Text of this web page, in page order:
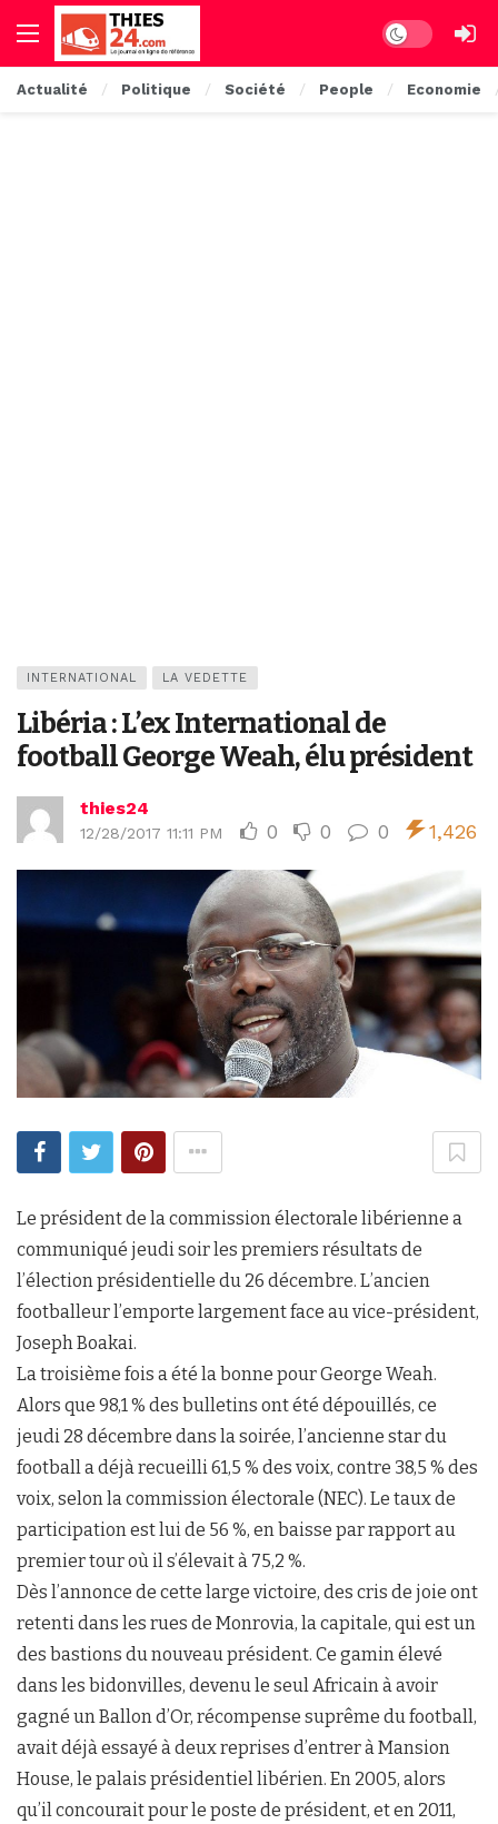
Dark mode
Actualité Politique Société People Economie
INTERNATIONAL LA VEDETTE
Libéria : L’ex International de
football George Weah, élu président
thies24
12/28/2017 11:11 PM 0 0 0 1,426
Le président de la commission électorale libérienne a
communiqué jeudi soir les premiers résultats de
l’élection présidentielle du 26 décembre. L’ancien
footballeur l’emporte largement face au vice-président,
Joseph Boakai.
La troisième fois a été la bonne pour George Weah.
Alors que 98,1 % des bulletins ont été dépouillés, ce
jeudi 28 décembre dans la soirée, l’ancienne star du
football a déjà recueilli 61,5 % des voix, contre 38,5 % des
voix, selon la commission électorale (NEC). Le taux de
participation est lui de 56 %, en baisse par rapport au
premier tour où il s’élevait à 75,2 %.
Dès l’annonce de cette large victoire, des cris de joie ont
retenti dans les rues de Monrovia, la capitale, qui est un
des bastions du nouveau président. Ce gamin élevé
dans les bidonvilles, devenu le seul Africain à avoir
gagné un Ballon d’Or, récompense suprême du football,
avait déjà essayé à deux reprises d’entrer à Mansion
House, le palais présidentiel libérien. En 2005, alors
qu’il concourait pour le poste de président, et en 2011,